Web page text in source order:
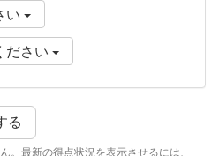
い
ださい
る
。最新の得点状況を表示させるには、